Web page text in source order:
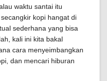
waktu santai itu
kopi hangat di
sederhana yang bisa
kali ini kita bakal
cara menyeimbangkan
dan mencari hiburan